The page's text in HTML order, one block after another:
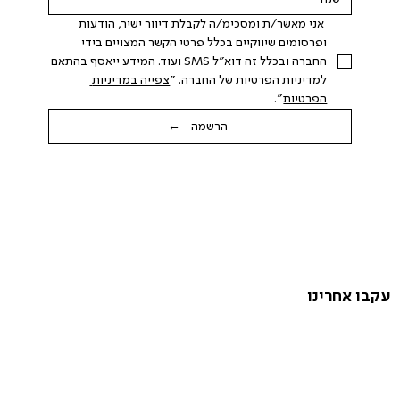
עקבו אחרינו
אני מאשר/ת ומסכימ/ה לקבלת דיוור ישיר, הודעות
החברה ובכלל זה דוא"ל SMS ועוד. המידע ייאסף בהתאם
למדיניות הפרטיות של החברה. "
צפייה במדיניות
הפרטיות".
הרשמה ←